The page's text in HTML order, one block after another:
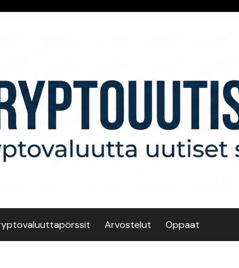
Arvostelut Oppaat